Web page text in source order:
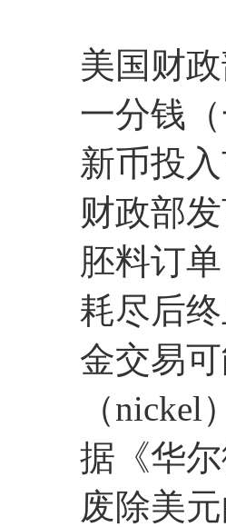
美国财
一分钱
新币投入
财政部
胚料订
耗尽后
金交易
（nickel
据《华
废除美